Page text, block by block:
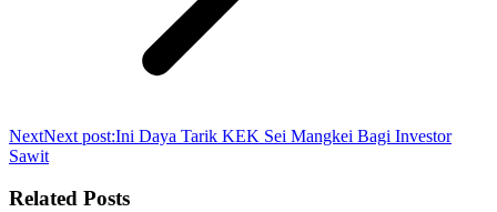
NextNext post:Ini Daya Tarik KEK Sei Mangkei Bagi Investor
Sawit
Related Posts